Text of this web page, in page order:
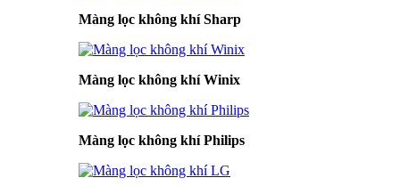
Màng lọc không khí Sharp
Màng lọc không khí Winix
Màng lọc không khí Philips